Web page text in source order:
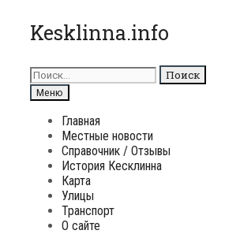
Перейти
к
Kesklinna.info
Поиск
для:
Поиск
Меню
Главная
Местные новости
Справочник / Отзывы
История Кесклинна
Карта
Улицы
Транспорт
О сайте